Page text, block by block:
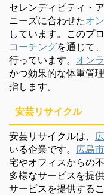
セレンディピティ・
ニーズに合わせたオ
しています。このプ
コーチングを通じて
行っています。 オン
かつ効果的な体重管
指します。
安芸リサイクル
安芸リサイクルは、
いる企業です。 広島
宅やオフィスからの
多様なサービスを提
サービスを提供する